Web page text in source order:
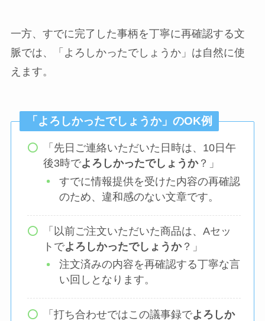
一方、すでに完了した事柄を丁寧に再確認する文
脈では、「よろしかったでしょうか」は自然に使
えます。
「よろしかったでしょうか」のOK例
「先日ご連絡いただいた日時は、10日午
後3時でよろしかったでしょうか？」
すでに情報提供を受けた内容の再確認
のため、違和感のない文章です。
「以前ご注文いただいた商品は、Aセッ
トでよろしかったでしょうか？」
注文済みの内容を再確認する丁寧な言
い回しとなります。
「打ち合わせではこの議事録でよろしか